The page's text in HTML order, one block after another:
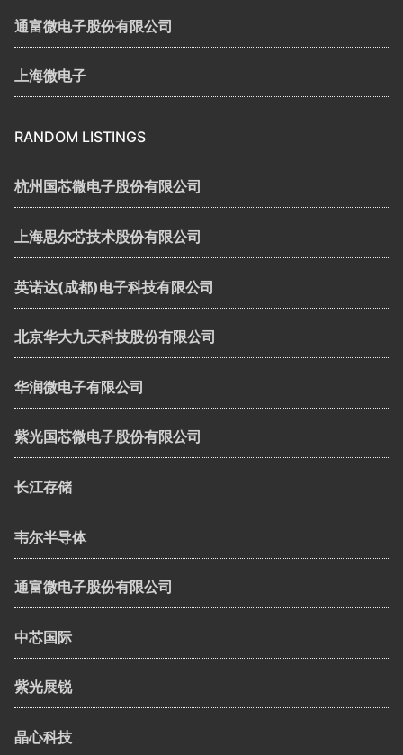
通富微电子股份有限公司
上海微电子
RANDOM LISTINGS
杭州国芯微电子股份有限公司
上海思尔芯技术股份有限公司
英诺达(成都)电子科技有限公司
北京华大九天科技股份有限公司
华润微电子有限公司
紫光国芯微电子股份有限公司
长江存储
韦尔半导体
通富微电子股份有限公司
中芯国际
紫光展锐
晶心科技